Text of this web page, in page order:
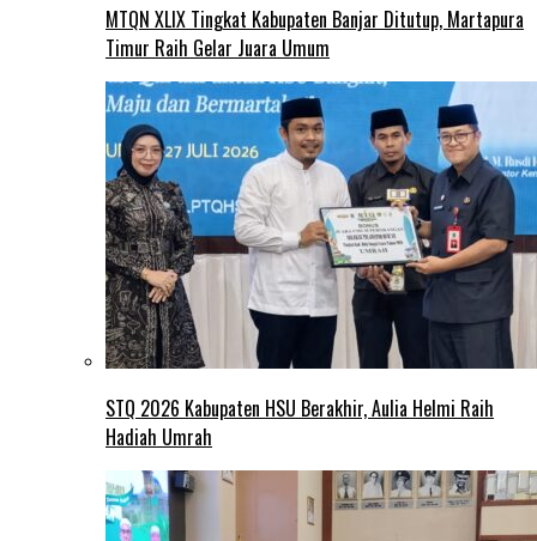
MTQN XLIX Tingkat Kabupaten Banjar Ditutup, Martapura
Timur Raih Gelar Juara Umum
STQ 2026 Kabupaten HSU Berakhir, Aulia Helmi Raih
Hadiah Umrah